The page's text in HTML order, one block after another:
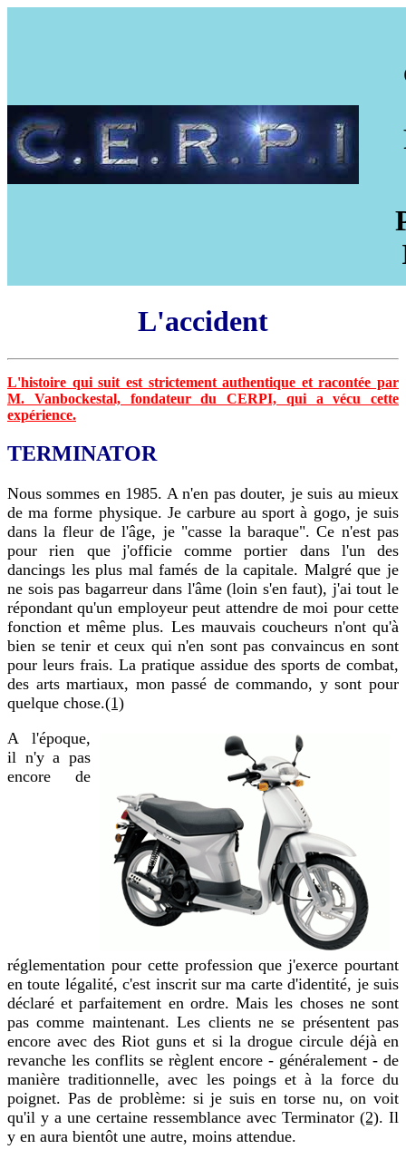
L'accident
L'histoire qui suit est strictement authentique et racontée par
M. Vanbockestal, fondateur du CERPI, qui a vécu cette
expérience.
TERMINATOR
Nous sommes en 1985. A n'en pas douter, je suis au mieux
de ma forme physique. Je carbure au sport à gogo, je suis
dans la fleur de l'âge, je "casse la baraque". Ce n'est pas
pour rien que j'officie comme portier dans l'un des
dancings les plus mal famés de la capitale. Malgré que je
ne sois pas bagarreur dans l'âme (loin s'en faut), j'ai tout le
répondant qu'un employeur peut attendre de moi pour cette
fonction et même plus. Les mauvais coucheurs n'ont qu'à
bien se tenir et ceux qui n'en sont pas convaincus en sont
pour leurs frais. La pratique assidue des sports de combat,
des arts martiaux, mon passé de commando, y sont pour
quelque chose.(1)
A l'époque,
il n'y a pas
encore de
réglementation pour cette profession que j'exerce pourtant
en toute légalité, c'est inscrit sur ma carte d'identité, je suis
déclaré et parfaitement en ordre. Mais les choses ne sont
pas comme maintenant. Les clients ne se présentent pas
encore avec des Riot guns et si la drogue circule déjà en
revanche les conflits se règlent encore - généralement - de
manière traditionnelle, avec les poings et à la force du
poignet. Pas de problème: si je suis en torse nu, on voit
qu'il y a une certaine ressemblance avec Terminator (2). Il
y en aura bientôt une autre, moins attendue.